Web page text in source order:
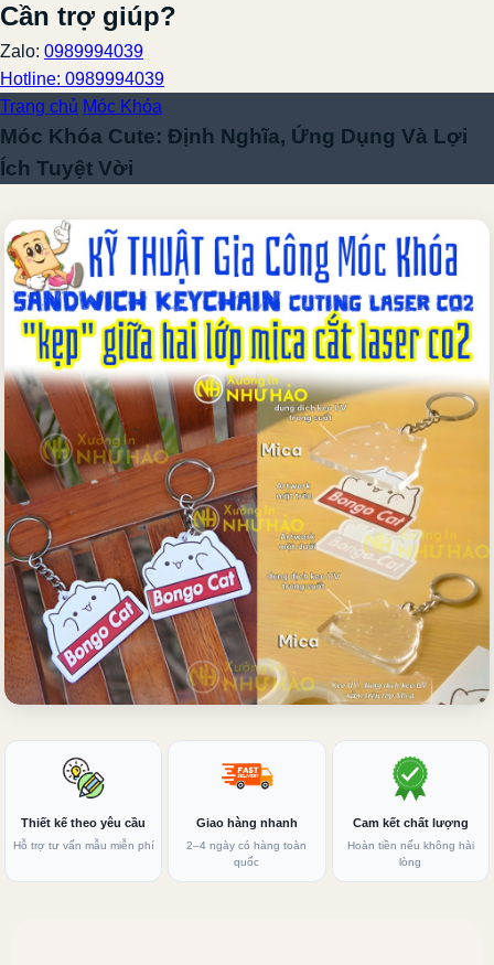
Cần trợ giúp?
Zalo: 0989994039
Hotline: 0989994039
Trang chủ Móc Khóa
Móc Khóa Cute: Định Nghĩa, Ứng Dụng Và Lợi
Ích Tuyệt Vời
Thiết kế theo yêu cầu
Hỗ trợ tư vấn mẫu miễn phí
Giao hàng nhanh
2–4 ngày có hàng toàn
quốc
Cam kết chất lượng
Hoàn tiền nếu không hài
lòng